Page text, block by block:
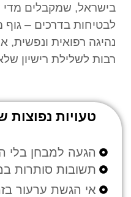
בישראל, שמקבלים מדי
לבטיחות בדרכים –
נהיגה רפואית ונפשית,
רבות לשלילת רישיון
טעויות נפוצות
הגעה למבחן בלי
תשובות סותרות
אי הגשת ערעור